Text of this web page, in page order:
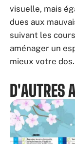
visuelle, mais
dues aux
suivant les
aménager un
mieux votre dos.
D'AUTRES